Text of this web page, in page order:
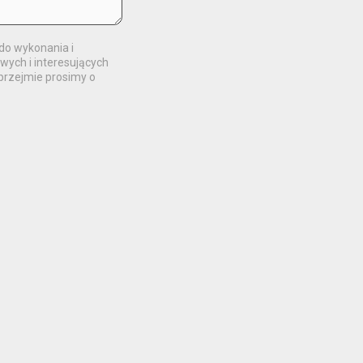
wykonania i
i interesujących
prosimy o